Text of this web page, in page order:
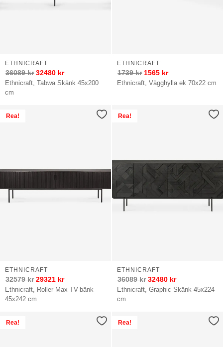
Ethnicraft, Tabwa Skänk 45x200
cm
ETHNICRAFT
36089kr 32480 kr
Ethnicraft, Vägghylla ek 70x22 cm
ETHNICRAFT
1739kr 1565 kr
Rea!
Ethnicraft, Roller Max TV-bänk
45x242 cm
ETHNICRAFT
32579kr 29321 kr
Rea!
Ethnicraft, Graphic Skänk 45x224
cm
ETHNICRAFT
36089kr 32480 kr
Rea! Rea!